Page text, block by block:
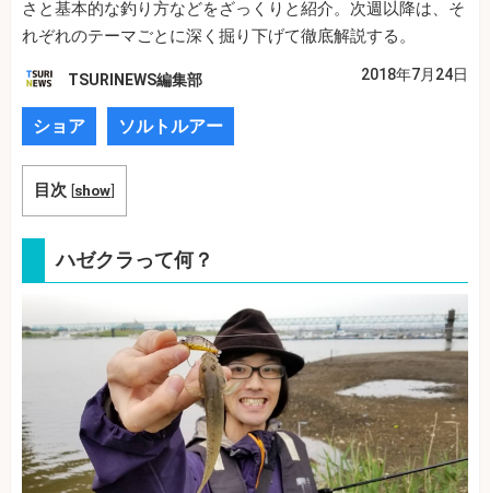
さと基本的な釣り方などをざっくりと紹介。次週以降は、そ
れぞれのテーマごとに深く掘り下げて徹底解説する。
TSURINEWS編集部 2018年7月24日
ショア ソルトルアー
目次 [show]
ハゼクラって何？